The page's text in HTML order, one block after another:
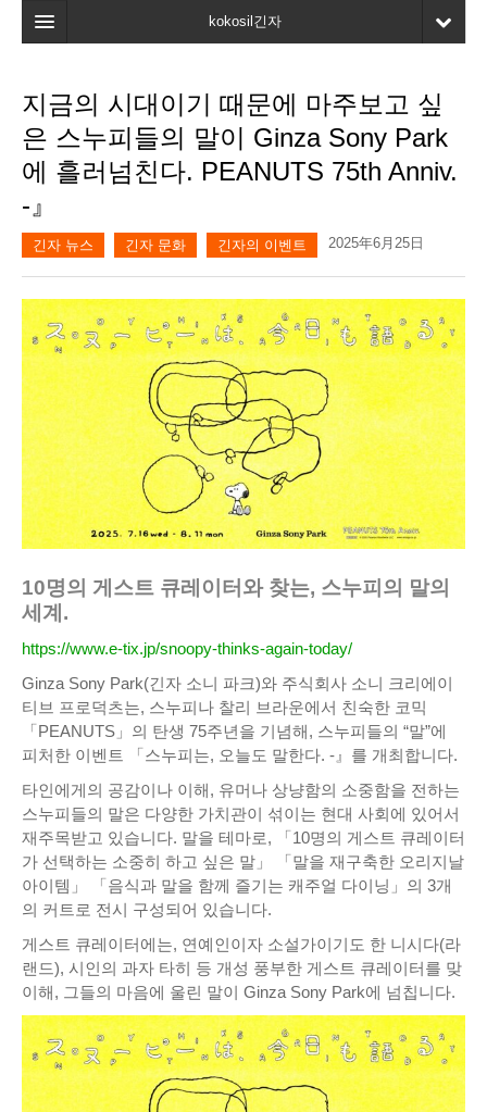
kokosil긴자
검색
최신정보
마이페이지
지금의 시대이기 때문에 마주보고 싶
은 스누피들의 말이 Ginza Sony Park
에 흘러넘친다. PEANUTS 75th Anniv.
-』
긴자 뉴스 긴자 문화 긴자의 이벤트 2025年6月25日
10명의 게스트 큐레이터와 찾는, 스누피의 말의
세계.
https://www.e-tix.jp/snoopy-thinks-again-today/
Ginza Sony Park(긴자 소니 파크)와 주식회사 소니 크리에이
티브 프로덕츠는, 스누피나 찰리 브라운에서 친숙한 코믹
「PEANUTS」의 탄생 75주년을 기념해, 스누피들의 “말”에
피처한 이벤트 「스누피는, 오늘도 말한다. -』를 개최합니다.
타인에게의 공감이나 이해, 유머나 상냥함의 소중함을 전하는
스누피들의 말은 다양한 가치관이 섞이는 현대 사회에 있어서
재주목받고 있습니다. 말을 테마로, 「10명의 게스트 큐레이터
가 선택하는 소중히 하고 싶은 말」 「말을 재구축한 오리지날
아이템」 「음식과 말을 함께 즐기는 캐주얼 다이닝」의 3개
의 커트로 전시 구성되어 있습니다.
게스트 큐레이터에는, 연예인이자 소설가이기도 한 니시다(라
랜드), 시인의 과자 타히 등 개성 풍부한 게스트 큐레이터를 맞
이해, 그들의 마음에 울린 말이 Ginza Sony Park에 넘칩니다.